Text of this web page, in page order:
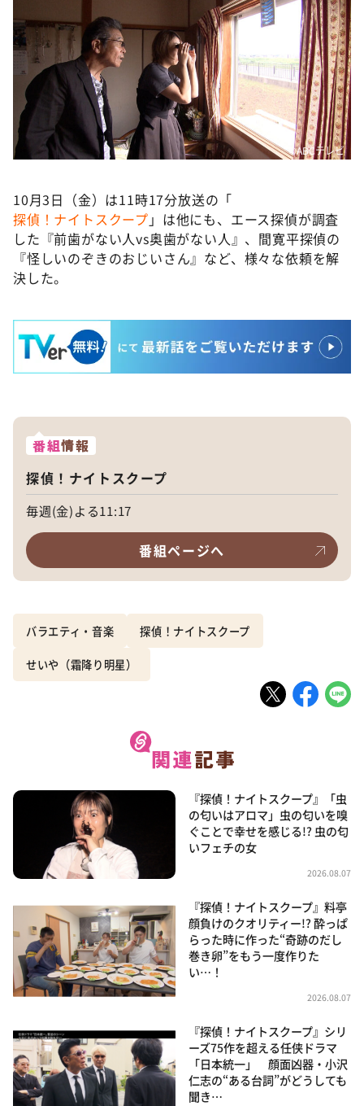
©️ABCテレビ
10月3日（金）は11時17分放送の「
探偵！ナイトスクープ 」は他にも、エース探偵が調査
した『前歯がない人vs奥歯がない人』、間寛平探偵の
『怪しいのぞきのおじいさん』など、様々な依頼を解
決した。
番組情報
探偵！ナイトスクープ
毎週(金)よる11:17
番組ページへ
バラエティ・音楽 探偵！ナイトスクープ
せいや（霜降り明星）
『探偵！ナイトスクープ』「虫
の匂いはアロマ」虫の匂いを嗅
ぐことで幸せを感じる!? 虫の匂
いフェチの女
2026.08.07
『探偵！ナイトスクープ』料亭
顔負けのクオリティー!? 酔っぱ
らった時に作った“奇跡のだし
巻き卵”をもう一度作りた
い…！
2026.08.07
『探偵！ナイトスクープ』シリ
ーズ75作を超える任侠ドラマ
「日本統一」 顔面凶器・小沢
仁志の“ある台詞”がどうしても
聞き…